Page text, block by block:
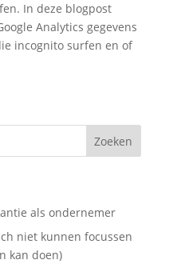
In deze blogpost
Analytics gegevens
incognito surfen en of
als ondernemer
niet kunnen focussen
kan doen)